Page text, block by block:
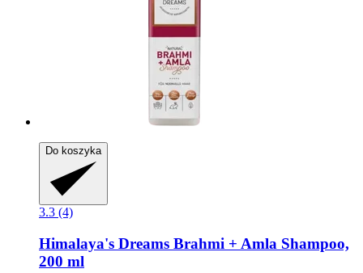
Do koszyka
3.3 (4)
Himalaya's Dreams Brahmi + Amla Shampoo,
200 ml